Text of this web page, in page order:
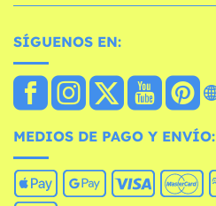
SÍGUENOS EN:
MEDIOS DE PAGO Y ENVÍO: